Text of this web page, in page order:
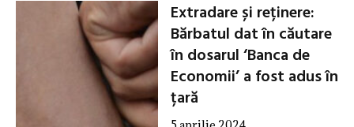
Extradare și reținere:
Bărbatul dat în căutare
în dosarul ‘Banca de
Economii’ a fost adus în
țară